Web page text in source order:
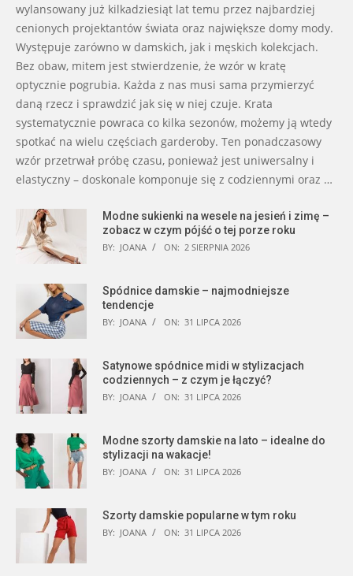
wylansowany już kilkadziesiąt lat temu przez najbardziej
cenionych projektantów świata oraz największe domy mody.
Występuje zarówno w damskich, jak i męskich kolekcjach.
Bez obaw, mitem jest stwierdzenie, że wzór w kratę
optycznie pogrubia. Każda z nas musi sama przymierzyć
daną rzecz i sprawdzić jak się w niej czuje. Krata
systematycznie powraca co kilka sezonów, możemy ją wtedy
spotkać na wielu częściach garderoby. Ten ponadczasowy
wzór przetrwał próbę czasu, ponieważ jest uniwersalny i
elastyczny – doskonale komponuje się z codziennymi oraz …
Modne sukienki na wesele na jesień i zimę –
zobacz w czym pójść o tej porze roku
BY: JOANA ON: 2 SIERPNIA 2026
Spódnice damskie – najmodniejsze
tendencje
BY: JOANA ON: 31 LIPCA 2026
Satynowe spódnice midi w stylizacjach
codziennych – z czym je łączyć?
BY: JOANA ON: 31 LIPCA 2026
Modne szorty damskie na lato – idealne do
stylizacji na wakacje!
BY: JOANA ON: 31 LIPCA 2026
Szorty damskie popularne w tym roku
BY: JOANA ON: 31 LIPCA 2026